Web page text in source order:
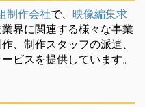
制作会社で、 映像編集求
界に関連する様々な事業
、制作スタッフの派遣、
ビスを提供しています。